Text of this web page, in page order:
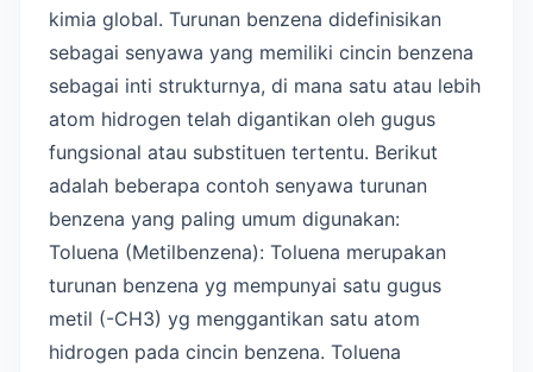
kimia global. Turunan benzena didefinisikan
sebagai senyawa yang memiliki cincin benzena
sebagai inti strukturnya, di mana satu atau lebih
atom hidrogen telah digantikan oleh gugus
fungsional atau substituen tertentu. Berikut
adalah beberapa contoh senyawa turunan
benzena yang paling umum digunakan:
Toluena (Metilbenzena): Toluena merupakan
turunan benzena yg mempunyai satu gugus
metil (-CH3) yg menggantikan satu atom
hidrogen pada cincin benzena. Toluena